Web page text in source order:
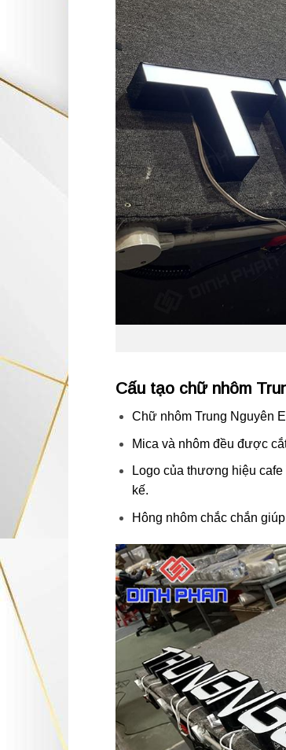
Cấu tạo chữ nhôm
Chữ nhôm Trung Nguyên
Mica và nhôm đều được
Logo của thương hiệu
kế.
Hông nhôm chắc chắn